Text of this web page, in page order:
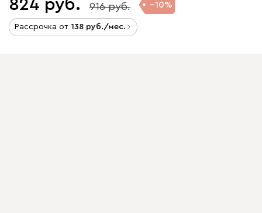
824 916 10
Рассрочка от 138 /мес.